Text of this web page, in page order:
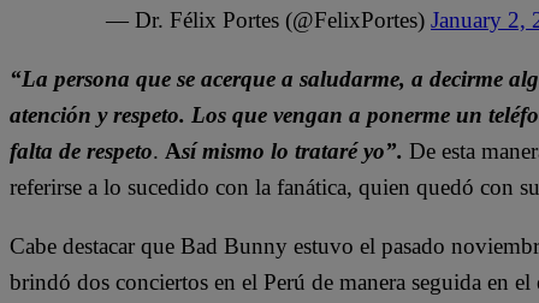
— Dr. Félix Portes (@FelixPortes) January 2,
“La persona que se acerque a saludarme, a decirme
atención y respeto. Los que vengan a ponerme un
falta de respeto. Así mismo lo trataré yo”. De esta
referirse a lo sucedido con la fanática, quien quedó con
Cabe destacar que Bad Bunny estuvo el pasado
brindó dos conciertos en el Perú de manera seguida en